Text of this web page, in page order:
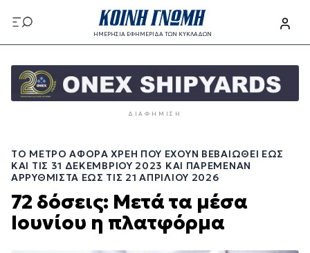
προς
το
περιεχόμενο
ΗΜΕΡΗΣΙΑ ΕΦΗΜΕΡΙΔΑ ΤΩΝ ΚΥΚΛΑΔΩΝ
προς
κυρίως
ΔΙΑΦΉΜΙΣΗ
ΤΟ ΜΈΤΡΟ ΑΦΟΡΆ ΧΡΈΗ ΠΟΥ ΈΧΟΥΝ ΒΕΒΑΙΩΘΕΊ ΈΩΣ
ΚΑΙ ΤΙΣ 31 ΔΕΚΕΜΒΡΊΟΥ 2023 ΚΑΙ ΠΑΡΈΜΕΝΑΝ
ΑΡΡΎΘΜΙΣΤΑ ΈΩΣ ΤΙΣ 21 ΑΠΡΙΛΊΟΥ 2026
72 δόσεις: Μετά τα μέσα
Ιουνίου η πλατφόρμα